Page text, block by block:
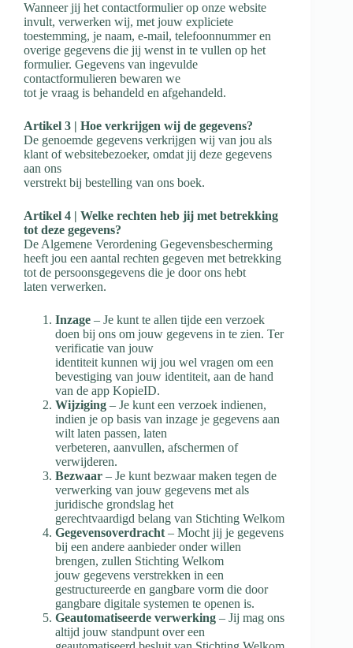
Wanneer jij het contactformulier op onze website
invult, verwerken wij, met jouw expliciete
toestemming, je naam, e-mail, telefoonnummer en
overige gegevens die jij wenst in te vullen op het
formulier. Gegevens van ingevulde
contactformulieren bewaren we
tot je vraag is behandeld en afgehandeld.
Artikel 3 | Hoe verkrijgen wij de gegevens?
De genoemde gegevens verkrijgen wij van jou als
klant of websitebezoeker, omdat jij deze gegevens
aan ons
verstrekt bij bestelling van ons boek.
Artikel 4 | Welke rechten heb jij met betrekking
tot deze gegevens?
De Algemene Verordening Gegevensbescherming
heeft jou een aantal rechten gegeven met betrekking
tot de persoonsgegevens die je door ons hebt
laten verwerken.
Inzage – Je kunt te allen tijde een verzoek
doen bij ons om jouw gegevens in te zien. Ter
verificatie van jouw
identiteit kunnen wij jou wel vragen om een
bevestiging van jouw identiteit, aan de hand
van de app KopieID.
Wijziging – Je kunt een verzoek indienen,
indien je op basis van inzage je gegevens aan
wilt laten passen, laten
verbeteren, aanvullen, afschermen of
verwijderen.
Bezwaar – Je kunt bezwaar maken tegen de
verwerking van jouw gegevens met als
juridische grondslag het
gerechtvaardigd belang van Stichting Welkom
Gegevensoverdracht – Mocht jij je gegevens
bij een andere aanbieder onder willen
brengen, zullen Stichting Welkom
jouw gegevens verstrekken in een
gestructureerde en gangbare vorm die door
gangbare digitale systemen te openen is.
Geautomatiseerde verwerking – Jij mag ons
altijd jouw standpunt over een